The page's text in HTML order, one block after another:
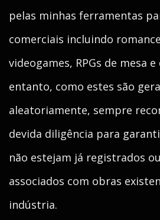
pelas minhas ferramentas
comerciais incluindo
videogames, RPGs de mesa
entanto, como estes são
aleatoriamente, sempre
devida diligência para
não estejam já registrados
associados com obras
indústria.